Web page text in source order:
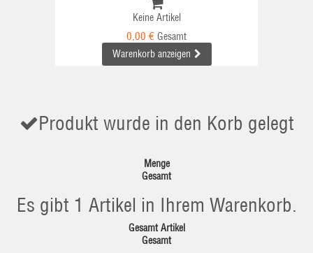
Keine Artikel
0,00 € Gesamt
Warenkorb anzeigen
Produkt wurde in den Korb gelegt
Menge
Gesamt
Es gibt 1 Artikel in Ihrem Warenkorb.
Gesamt Artikel
Gesamt